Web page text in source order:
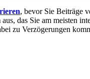
, bevor Sie Beiträge
das Sie am meisten
zu Verzögerungen